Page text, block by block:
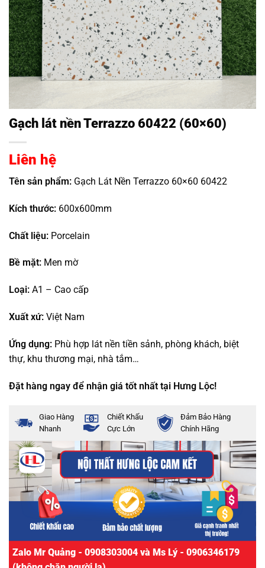
Gạch lát nền Terrazzo 60422 (60×60)
Liên hệ
Tên sản phẩm: Gạch Lát Nền Terrazzo 60×60 60422
Kích thước: 600x600mm
Chất liệu: Porcelain
Bề mặt: Men mờ
Loại: A1 – Cao cấp
Xuất xứ: Việt Nam
Ứng dụng: Phù hợp lát nền tiền sảnh, phòng khách, biệt
thự, khu thương mại, nhà tắm…
Đặt hàng ngay để nhận giá tốt nhất tại Hưng Lộc!
Giao Hàng
Nhanh
Chiết Khấu
Cực Lớn
Đảm Bảo Hàng
Chính Hãng
Zalo Mr Quảng - 0908303004 và Ms Lý - 0906346179